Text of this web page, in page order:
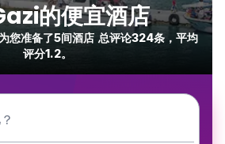
的便宜酒店
您准备了5间酒店 总评论324条，平均
评分1.2。